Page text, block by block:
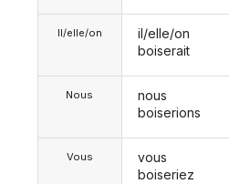
Il/elle/on
Nous
Vous
il/elle/on
boiserait
nous
boiserions
vous
boiseriez